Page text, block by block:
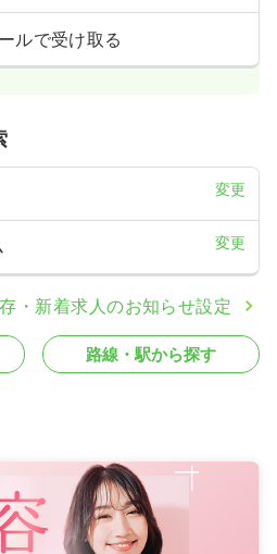
ルで受け取る
変更
変更
・新着求人のお知らせ設定
路線・駅から探す